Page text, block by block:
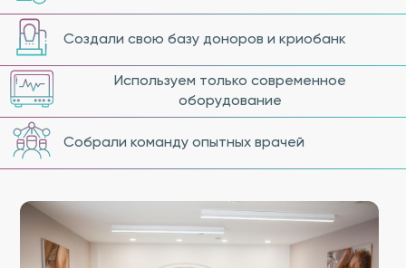
Создали свою базу доноров и криобанк
Используем только современное
оборудование
Собрали команду опытных врачей